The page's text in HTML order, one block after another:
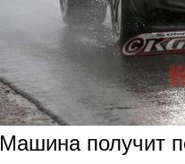
Машина получит